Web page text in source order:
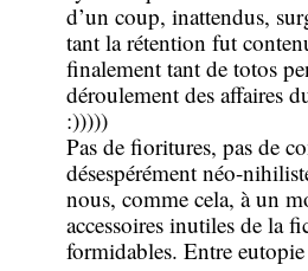
d’un coup, inattendus,
tant la rétention fut
finalement tant de totos
déroulement des affaires
:)))))
Pas de fioritures, pas de
désespérément néo-
nous, comme cela, à un
accessoires inutiles de la
formidables. Entre